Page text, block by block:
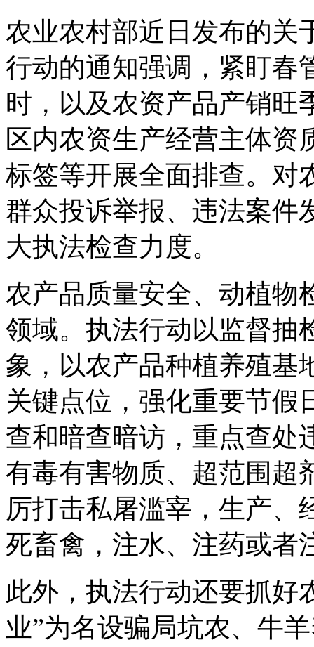
农业农村部近日发布的关
行动的通知强调，紧盯春
时，以及农资产品产销旺
区内农资生产经营主体资
标签等开展全面排查。对
群众投诉举报、违法案件
大执法检查力度。
农产品质量安全、动植物
领域。执法行动以监督抽
象，以农产品种植养殖基
关键点位，强化重要节假
查和暗查暗访，重点查处
有毒有害物质、超范围超
厉打击私屠滥宰，生产、
死畜禽，注水、注药或者
此外，执法行动还要抓好
业”为名设骗局坑农、牛